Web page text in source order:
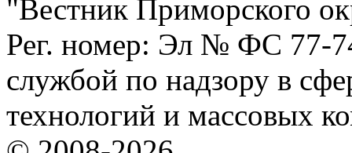
"Вестник Приморского
Рег. номер: Эл № ФС 77-
службой по надзору в
технологий и массовых